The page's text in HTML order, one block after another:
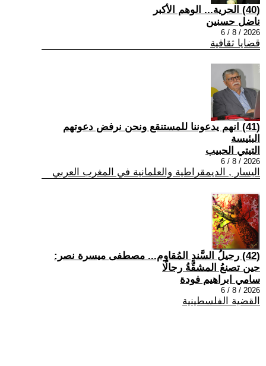
(40) الحرية... الوهم الأكبر
ناضل حسنين
2026 / 8 / 6
قضايا ثقافية
(41) انهم يدعوننا للمستنقع ونحن نرفض دعوتهم
البئيسة
التيتي الحبيب
2026 / 8 / 6
اليسار , الديمقراطية والعلمانية في المغرب العربي
(42) رحيلُ السَّندِ المُقاوم... مصطفى ميسرة نصر:
حين تصنعُ المشقَّةُ رجالًا
سامي ابراهيم فودة
2026 / 8 / 6
القضية الفلسطينية